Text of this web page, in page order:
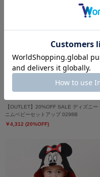
【OUTLET】20%OFF SALE ディズニー
ニムベビーセットアップ 0298B
￥4,312 (20%OFF)